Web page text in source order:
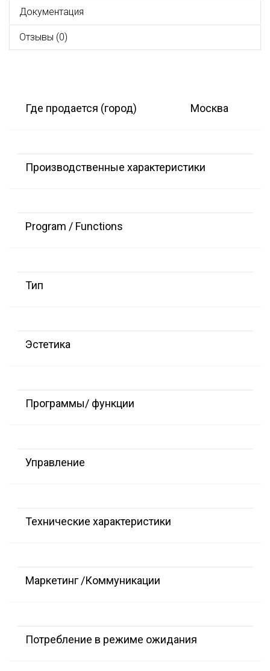
Документация
Отзывы (0)
Где продается (город) Москва
Производственные характеристики
Program / Functions
Тип
Эстетика
Программы/ функции
Управление
Технические характеристики
Маркетинг /Коммуникации
Потребление в режиме ожидания